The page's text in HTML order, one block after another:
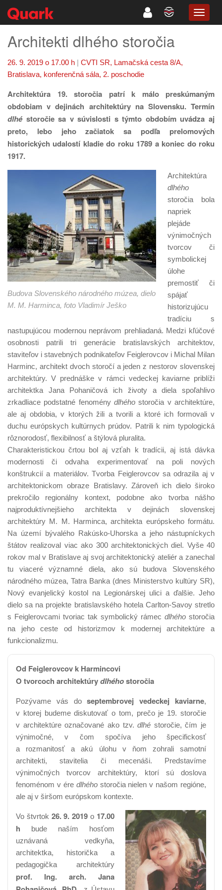
Architekti dlhého storočia
26. 9. 2019 o 17.00 h | CVTI SR, Lamačská cesta 8/A,
Bratislava, konferenčná sála, 2. poschodie
Architektúra 19. storočia patrí k málo preskúmaným
obdobiam v dejinách architektúry na Slovensku. Termín
dlhéstoročie sa v súvislosti s týmto obdobím uvádza aj
preto, lebo jeho začiatok sa podľa prelomových
historických udalostí kladie do roku 1789 a koniec do roku
1917.
Budova Slovenského národného múzea, dielo
M. M. Harminca, foto Vladimír Ješko
Architektúra
dlhého
storočia bola
napriek
plejáde
výnimočných
tvorcov či
symbolickej
úlohe
premostiť či
spájať
historizujúcu
tradíciu s
nastupujúcou modernou neprávom prehliadaná. Medzi kľúčové
osobnosti patrili tri generácie bratislavských architektov,
staviteľov i stavebných podnikateľov Feiglerovcov i Michal Milan
Harminc, architekt dvoch storočí a jeden z nestorov slovenskej
architektúry. V prednáške v rámci vedeckej kaviarne priblíži
architektka Jana Pohaničová ich životy a diela spoľahlivo
zrkadliace podstatné fenomény dlhého storočia v architektúre,
ale aj obdobia, v ktorých žili a tvorili a ktoré ich formovali v
duchu európskych kultúrnych prúdov. Patrili k nim typologická
rôznorodosť, flexibilnosť a štýlová pluralita.
Charakteristickou črtou bol aj vzťah k tradícii, aj istá dávka
modernosti či odvaha experimentovať na poli nových
konštrukcií a materiálov. Tvorba Feiglerovcov sa odrazila aj v
architektonickom obraze Bratislavy. Zároveň ich dielo široko
prekročilo regionálny kontext, podobne ako tvorba nášho
najproduktívnejšieho architekta v dejinách slovenskej
architektúry M. M. Harminca, architekta európskeho formátu.
Na území bývalého Rakúsko-Uhorska a jeho nástupníckych
štátov realizoval viac ako 300 architektonických diel. Vyše 40
rokov mal v Bratislave aj svoj architektonický ateliér a zanechal
tu viaceré významné diela, ako sú budova Slovenského
národného múzea, Tatra Banka (dnes Ministerstvo kultúry SR),
Nový evanjelický kostol na Legionárskej ulici a ďalšie. Jeho
dielo sa na projekte bratislavského hotela Carlton-Savoy stretlo
s Feiglerovcami tvoriac tak symbolický rámec dlhého storočia
na jeho ceste od historizmov k modernej architektúre a
funkcionalizmu.
Od Feiglerovcov k Harmincovi
O tvorcoch architektúrydlhéhostoročia
Pozývame vás doseptembrovej vedeckej kaviarne,
v ktorej budeme diskutovať o tom, prečo je 19. storočie
v architektúre označované ako tzv.dlhé storočie, čím je
výnimočné, v čom spočíva jeho špecifickosť
a rozmanitosť a akú úlohu v ňom zohrali samotní
architekti, stavitelia či mecenáši. Predstavíme
výnimočných tvorcov architektúry, ktorí sú doslova
fenoménom v ére dlhéhostoročia nielen v našom regióne,
ale aj v širšom európskom kontexte.
Vo štvrtok 26. 9. 2019 o 17.00
h bude naším hosťom
uznávaná vedkyňa,
architektka, historička a
pedagogička architektúry
prof. Ing. arch. Jana